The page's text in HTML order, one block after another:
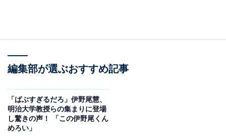
編集部が選ぶおすすめ記事
「ばぶすぎるだろ」伊野尾慧、
明治大学教授らの集まりに登場
し驚きの声！ 「この伊野尾くん
めろい」